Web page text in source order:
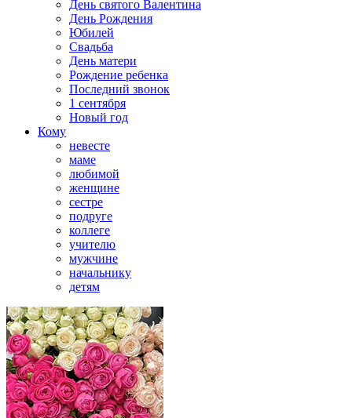
День святого Валентина
День Рождения
Юбилей
Свадьба
День матери
Рождение ребенка
Последний звонок
1 сентября
Новый год
Кому
невесте
маме
любимой
женщине
сестре
подруге
коллеге
учителю
мужчине
начальнику
детям